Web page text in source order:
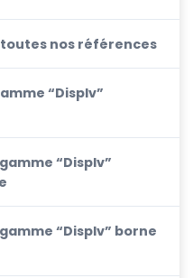
toutes nos références
“Displv”
“Displv”
“Displv” borne